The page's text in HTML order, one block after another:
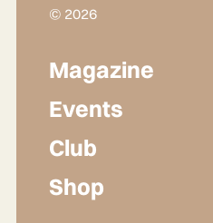
© 2026
Magazine
Events
Club
Shop